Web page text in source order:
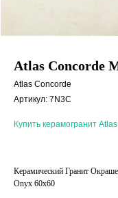
Atlas Concorde
Atlas Concorde
Артикул: 7N3C
Купить керамогранит
Керамический Гранит
Onyx 60x60